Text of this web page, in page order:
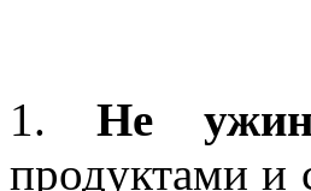
1. Не
продуктами и